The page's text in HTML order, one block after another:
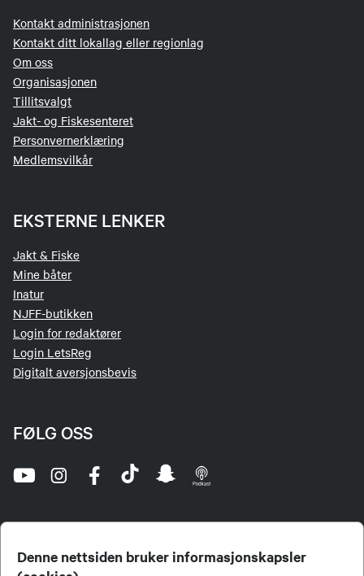
Denne nettsiden bruker informasjonskapsler
Kontakt administrasjonen
Kontakt ditt lokallag eller regionlag
Om oss
Organisasjonen
Tillitsvalgt
Jakt- og Fiskesenteret
Personvernerklæring
Medlemsvilkår
EKSTERNE LENKER
Jakt & Fiske
Mine båter
Inatur
NJFF-butikken
Login for redaktører
Login LetsReg
Digitalt aversjonsbevis
FØLG OSS